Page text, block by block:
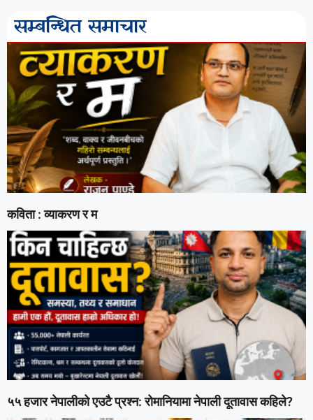
सम्बन्धित समाचार
कविता : व्याकरण र म
५५ हजार नेपालीको एउटै प्रश्न: रोमानियामा नेपाली दूतावास कहिले?